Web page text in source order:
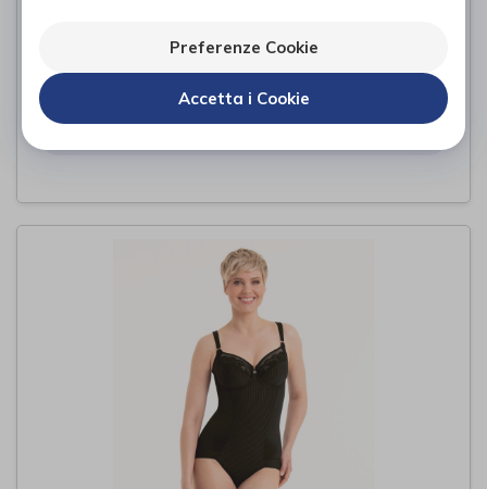
HALLUX VALGUS
di
Preferenze Cookie
Accetta i Cookie